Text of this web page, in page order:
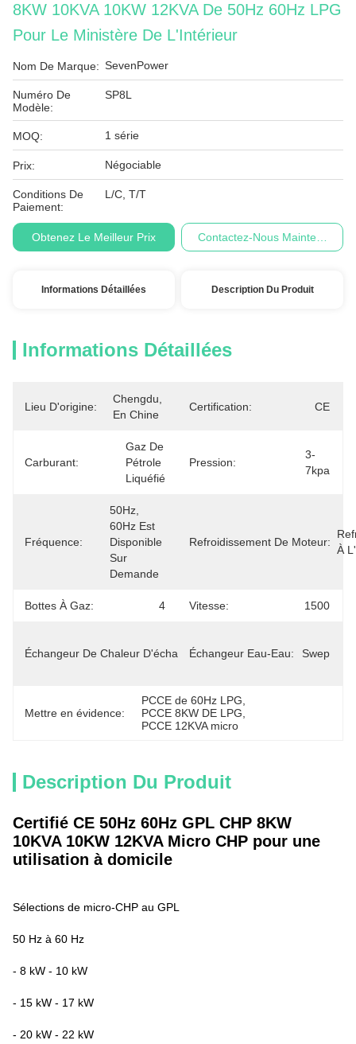
8KW 10KVA 10KW 12KVA De 50Hz 60Hz LPG
Pour Le Ministère De L'Intérieur
Nom De Marque: SevenPower
Numéro De
Modèle:
SP8L
MOQ: 1 série
Prix: Négociable
Conditions De
Paiement:
L/C, T/T
Obtenez Le Meilleur Prix Contactez-Nous Maintenant
Informations Détaillées Description Du Produit
Informations Détaillées
Lieu D'origine:
Chengdu,
En Chine
Certification: CE
Carburant:
Gaz De
Pétrole
Liquéfié
Pression:
3-
7kpa
Fréquence:
50Hz,
60Hz Est
Disponible
Sur
Demande
Refroidissement De Moteur:
À
Bottes À Gaz: 4 Vitesse: 1500
Échangeur De Chaleur D'échappement: L'acier
Échangeur Eau-Eau: Swep
Mettre en évidence:
PCCE de 60Hz LPG
PCCE 8KW DE LPG
PCCE 12KVA micro
Description Du Produit
Certifié CE 50Hz 60Hz GPL CHP 8KW
10KVA 10KW 12KVA Micro CHP pour une
utilisation à domicile
Sélections de micro-CHP au GPL
50 Hz à 60 Hz
- 8 kW - 10 kW
- 15 kW - 17 kW
- 20 kW - 22 kW